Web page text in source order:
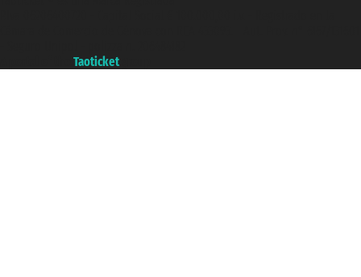
Taoticket